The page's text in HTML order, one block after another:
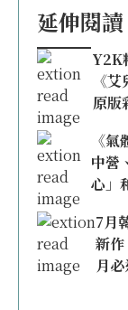
延伸閱讀
Y2K
《
原版
《
中營
心」
7月
新
月